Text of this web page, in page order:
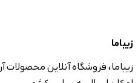
زیباما
زیباما، فروشگاه آنلاین محصولات